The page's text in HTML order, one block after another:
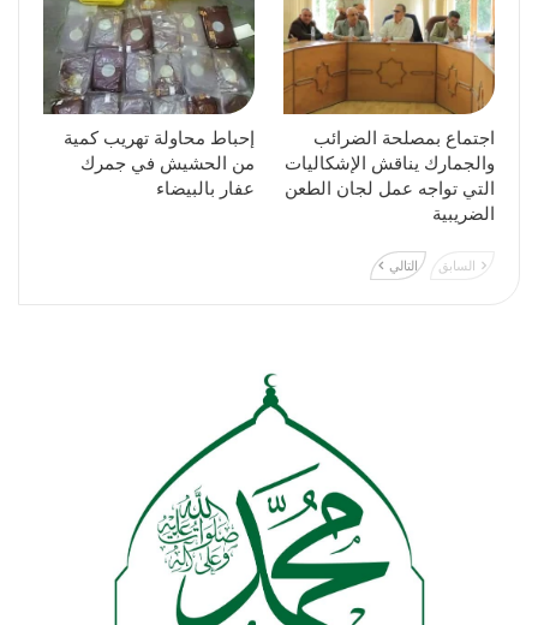
اجتماع بمصلحة الضرائب
والجمارك يناقش الإشكاليات
التي تواجه عمل لجان الطعن
الضريبية
إحباط محاولة تهريب كمية
من الحشيش في جمرك
عفار بالبيضاء
السابق التالي